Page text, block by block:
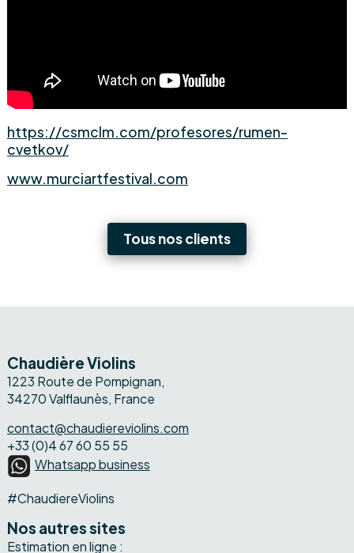
https://csmclm.com/profesores/rumen-
cvetkov/
www.murciartfestival.com
Tous nos clients
Chaudière Violins
1223 Route de Pompignan,
34270 Valflaunès, France
contact@chaudiereviolins.com
+33 (0)4 67 60 55 55
Whatsapp business
#ChaudiereViolins
Nos autres sites
Estimation en ligne :